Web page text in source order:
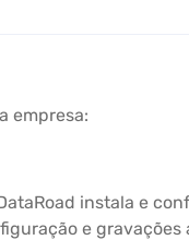
empresa:
instala e
e gravações